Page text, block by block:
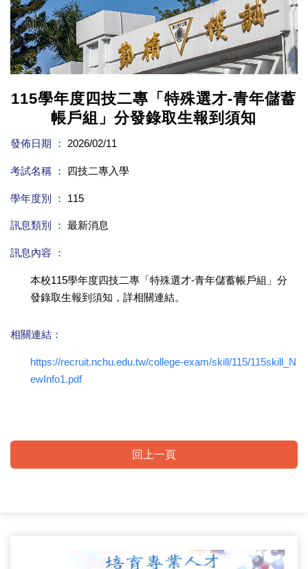
115學年度四技二專「特殊選才-青年儲蓄
帳戶組」分發錄取生報到須知
發佈日期 ： 2026/02/11
考試名稱 ： 四技二專入學
學年度別 ： 115
訊息類別 ： 最新消息
訊息內容 ：
本校115學年度四技二專「特殊選才-青年儲蓄帳戶組」分
發錄取生報到須知，詳相關連結。
相關連結：
https://recruit.nchu.edu.tw/college-exam/skill/115/115skill_N
ewInfo1.pdf
回上一頁